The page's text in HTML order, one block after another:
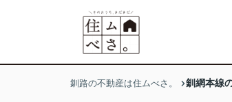
釧路の不動産は住ムべさ。 釧網本線